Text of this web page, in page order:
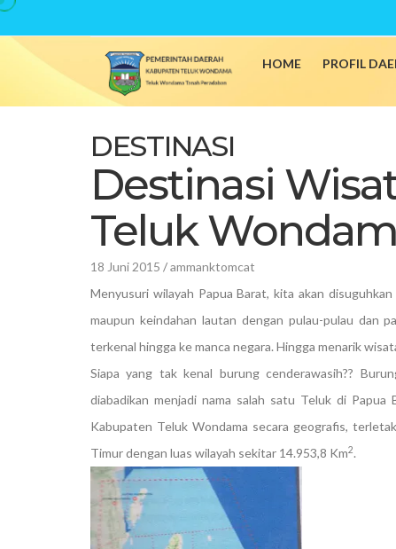
HOME PROFIL
Home/DESTINASI
DESTINASI
Destinasi
Teluk
18 Juni 2015 /ammanktomcat
Menyusuri wilayah Papua Barat, kita akan
maupun keindahan lautan dengan pulau-pulau dan
terkenal hingga ke manca negara. Hingga menarik
Siapa yang tak kenal burung cenderawasih??
diabadikan menjadi nama salah satu Teluk di
Kabupaten Teluk Wondama secara geografis,
Timur dengan luas wilayah sekitar 14.953,8 Km2.